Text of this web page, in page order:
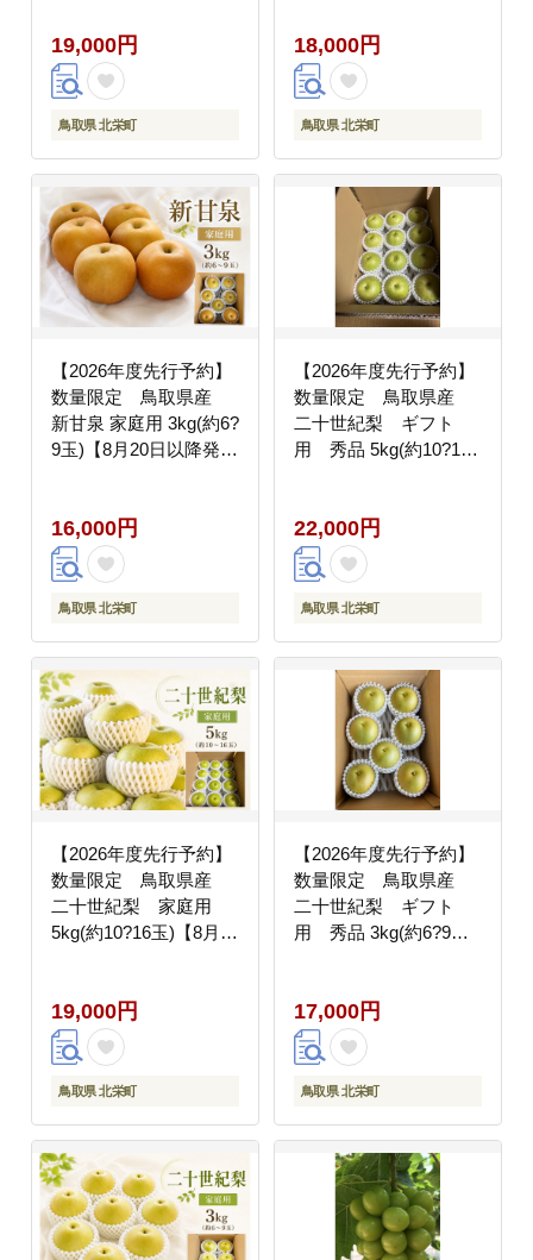
19,000円
鳥取県 北栄町
18,000円
鳥取県 北栄町
【2026年度先行予約】
数量限定 鳥取県産
新甘泉 家庭用 3kg(約6?
9玉)【8月20日以降発
16,000円
鳥取県 北栄町
【2026年度先行予約】
数量限定 鳥取県産
二十世紀梨 ギフト
用 秀品 5kg(約10?16
22,000円
鳥取県 北栄町
【2026年度先行予約】
数量限定 鳥取県産
二十世紀梨 家庭用
5kg(約10?16玉)【8月20
19,000円
鳥取県 北栄町
【2026年度先行予約】
数量限定 鳥取県産
二十世紀梨 ギフト
用 秀品 3kg(約6?9玉)
17,000円
鳥取県 北栄町